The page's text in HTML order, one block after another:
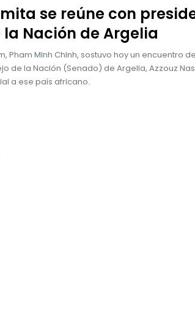
se reúne con
la Nación de Argelia
Pham Minh Chinh, sostuvo hoy un encuentro
de la Nación (Senado) de Argelia, Azzouz
a ese país africano.